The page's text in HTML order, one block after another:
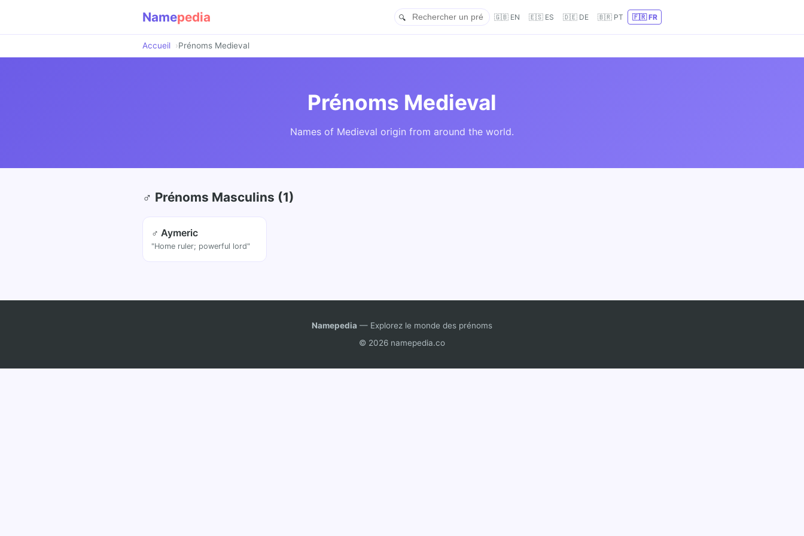
Namepedia 🇬🇧 EN 🇪🇸 ES 🇩🇪 DE 🇧🇷 PT 🇫🇷 FR
Accueil Prénoms Medieval
Prénoms Medieval
Names of Medieval origin from around the world.
♂ Prénoms Masculins (1)
♂ Aymeric
"Home ruler; powerful lord"
Namepedia — Explorez le monde des prénoms
© 2026 namepedia.co